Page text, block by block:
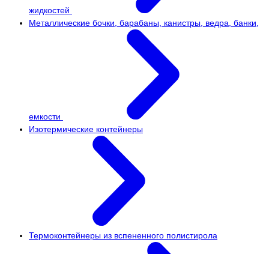
жидкостей
Металлические бочки, барабаны, канистры, ведра, банки,
емкости
Изотермические контейнеры
Термоконтейнеры из вспененного полистирола